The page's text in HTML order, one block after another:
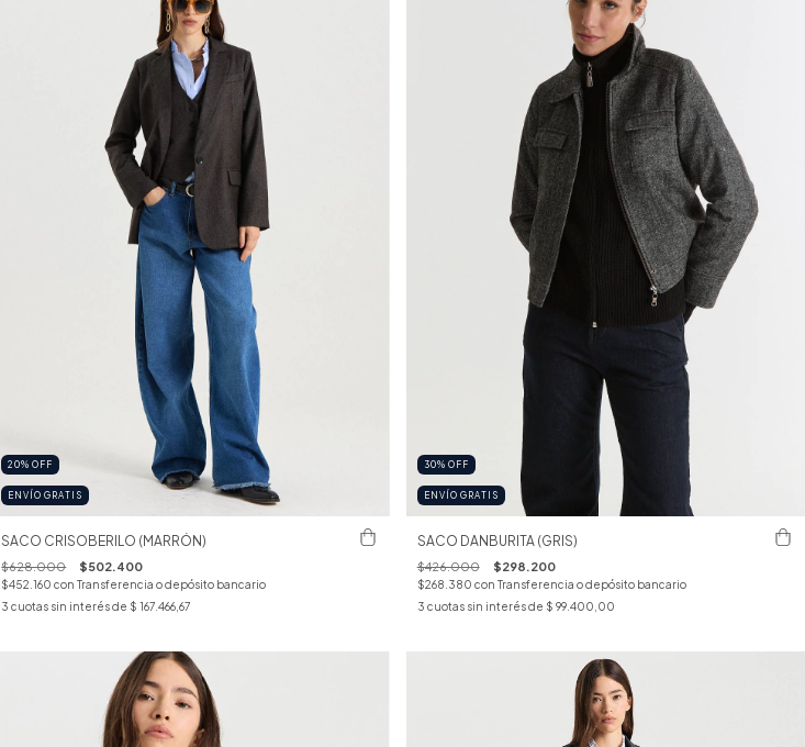
20%OFF
ENVÍO GRATIS
SACO CRISOBERILO (MARRÓN)
$628.000 $502.400
$452.160con Transferencia o depósito bancario
3 cuotas sin interés de $ 167.466,67
30% OFF
ENVÍO GRATIS
SACO DANBURITA (GRIS)
$426.000 $298.200
$268.380 con Transferencia o depósito bancario
3 cuotas sin interés de $ 99.400,00